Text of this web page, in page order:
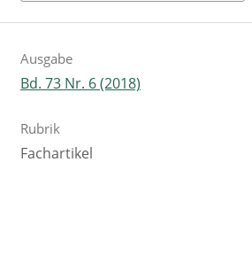
Ausgabe
Bd. 73 Nr. 6 (2018)
Rubrik
Fachartikel